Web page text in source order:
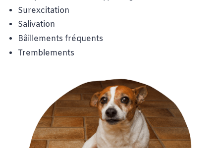
Surexcitation
Salivation
Bâillements fréquents
Tremblements